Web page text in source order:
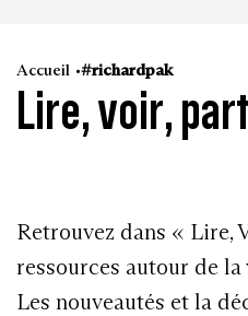
Accueil #richardpak
Lire, voir,
Retrouvez dans « Lire,
ressources autour de la
Les nouveautés et la